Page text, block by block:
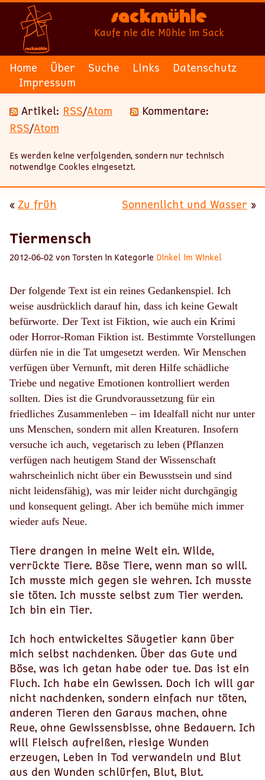
Sackmühle
Kaufe nie die Mühle im Sack
Home Über Suche Links
Datenschutz
Impressum
Artikel: RSS/Atom
Kommentare:
RSS/Atom
Es werden keine verfolgenden, sondern nur technisch
notwendige Cookies eingesetzt.
« Zu früh Sonnenlicht und Wasser »
Tiermensch
2012-06-02 von Torsten in Kategorie Dinkel im Winkel
Der folgende Text ist ein reines Gedankenspiel. Ich
weise ausdrücklich darauf hin, dass ich keine Gewalt
befürworte. Der Text ist Fiktion, wie auch ein Krimi
oder Horror-Roman Fiktion ist. Bestimmte Vorstellungen
dürfen nie in die Tat umgesetzt werden. Wir Menschen
verfügen über Vernunft, mit deren Hilfe schädliche
Triebe und negative Emotionen kontrolliert werden
sollten. Dies ist die Grundvoraussetzung für ein
friedliches Zusammenleben – im Idealfall nicht nur unter
uns Menschen, sondern mit allen Kreaturen. Insofern
versuche ich auch, vegetarisch zu leben (Pflanzen
verfügen nach heutigem Stand der Wissenschaft
wahrscheinlich nicht über ein Bewusstsein und sind
nicht leidensfähig), was mir leider nicht durchgängig
und konsequent gelingt. Aber ich bemühe mich immer
wieder aufs Neue.
Tiere drangen in meine Welt ein. Wilde,
verrückte Tiere. Böse Tiere, wenn man so will.
Ich musste mich gegen sie wehren. Ich musste
sie töten. Ich musste selbst zum Tier werden.
Ich bin ein Tier.
Ich hoch entwickeltes Säugetier kann über
mich selbst nachdenken. Über das Gute und
Böse, was ich getan habe oder tue. Das ist ein
Fluch. Ich habe ein Gewissen. Doch ich will gar
nicht nachdenken, sondern einfach nur töten,
anderen Tieren den Garaus machen, ohne
Reue, ohne Gewissensbisse, ohne Bedauern. Ich
will Fleisch aufreißen, riesige Wunden
erzeugen, Leben in Tod verwandeln und Blut
aus den Wunden schlürfen, Blut, Blut.